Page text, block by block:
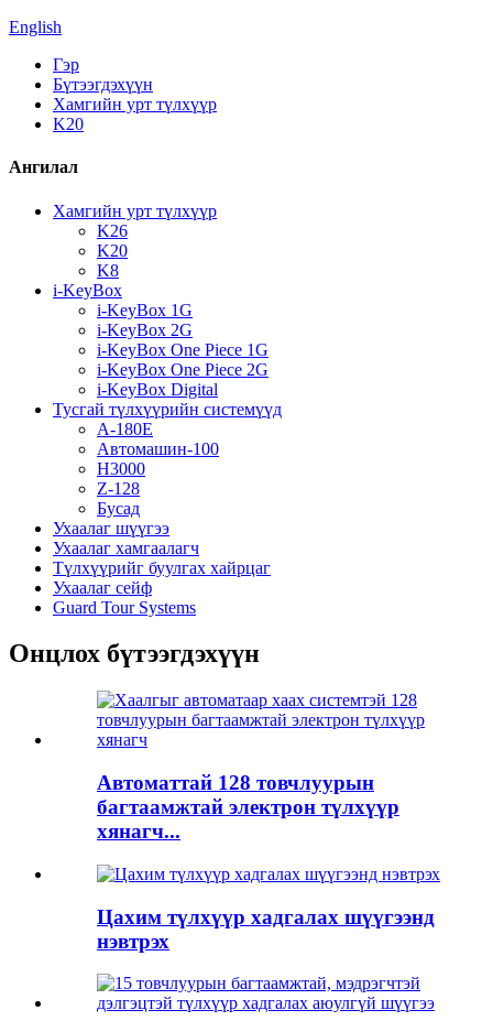
English
Гэр
Бүтээгдэхүүн
Хамгийн урт түлхүүр
K20
Ангилал
Хамгийн урт түлхүүр
K26
K20
K8
i-KeyBox
i-KeyBox 1G
i-KeyBox 2G
i-KeyBox One Piece 1G
i-KeyBox One Piece 2G
i-KeyBox Digital
Тусгай түлхүүрийн системүүд
A-180E
Автомашин-100
H3000
Z-128
Бусад
Ухаалаг шүүгээ
Ухаалаг хамгаалагч
Түлхүүрийг буулгах хайрцаг
Ухаалаг сейф
Guard Tour Systems
Онцлох бүтээгдэхүүн
Автоматтай 128 товчлуурын
багтаамжтай электрон түлхүүр
хянагч...
Цахим түлхүүр хадгалах шүүгээнд
нэвтрэх